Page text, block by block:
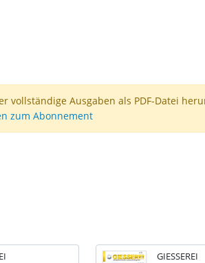
Ausgaben als PDF-Datei
zum Abonnement
GIESSEREI